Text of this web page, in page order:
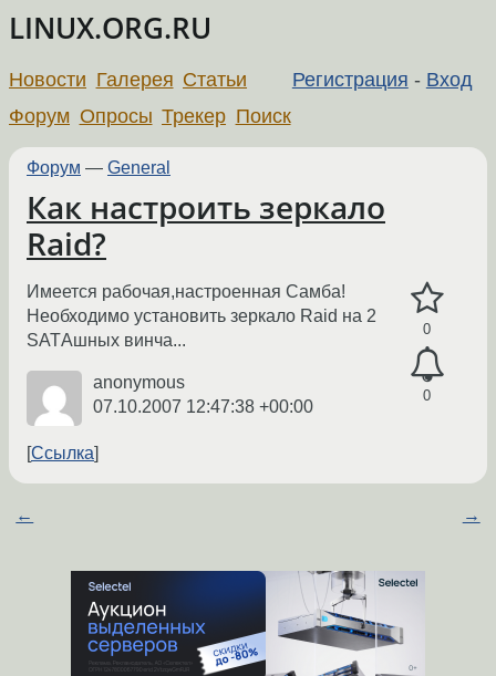
LINUX.ORG.RU
Регистрация - Вход
Новости Галерея Статьи
Форум Опросы Трекер Поиск
Форум — General
Как настроить зеркало
Raid?
0
0
Имеется рабочая,настроенная Самба!
Необходимо установить зеркало Raid на 2
SATАшных винча...
anonymous
07.10.2007 12:47:38 +00:00
Ссылка
← →